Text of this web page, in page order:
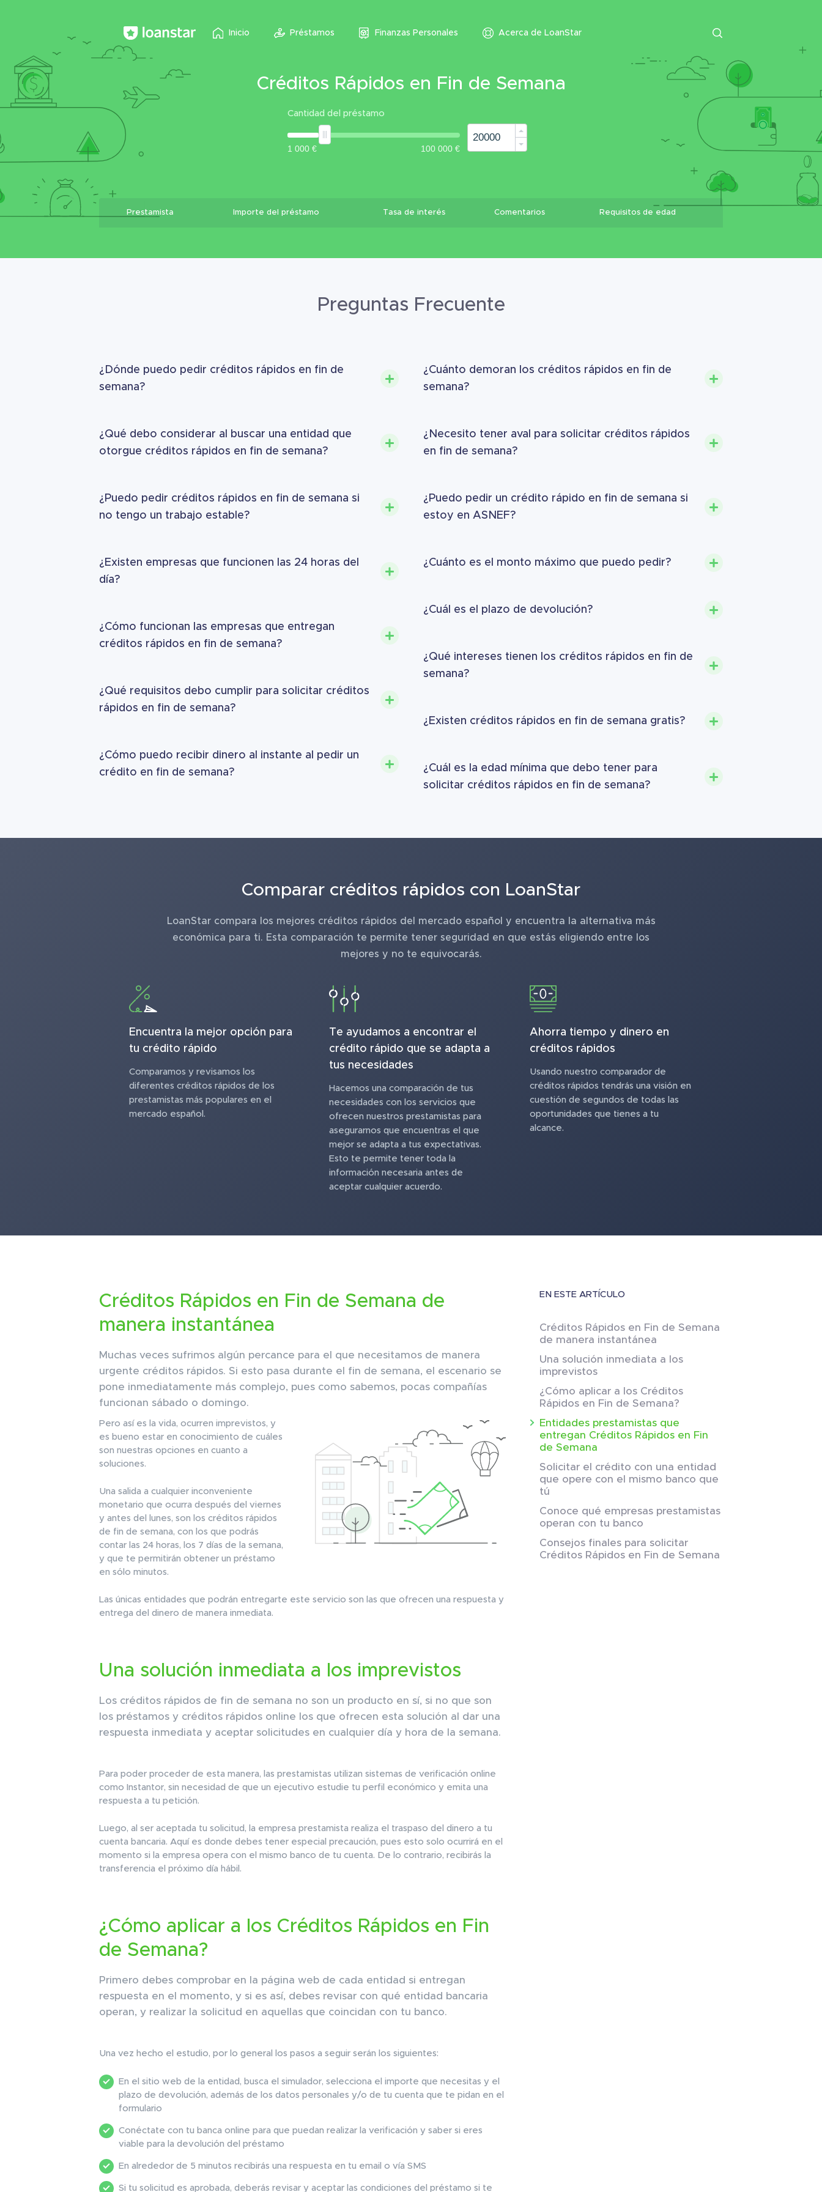
Inicio Préstamos Finanzas Personales Acerca de LoanStar
Créditos Rápidos en Fin de Semana
Cantidad del préstamo
Prestamista Importe del préstamo Tasa de interés Comentarios Requisitos de edad
Preguntas Frecuente
¿Dónde puedo pedir créditos rápidos en fin de
semana?
¿Qué debo considerar al buscar una entidad que
otorgue créditos rápidos en fin de semana?
¿Puedo pedir créditos rápidos en fin de semana si
no tengo un trabajo estable?
¿Existen empresas que funcionen las 24 horas del
día?
¿Cómo funcionan las empresas que entregan
créditos rápidos en fin de semana?
¿Qué requisitos debo cumplir para solicitar créditos
rápidos en fin de semana?
¿Cómo puedo recibir dinero al instante al pedir un
crédito en fin de semana?
¿Cuánto demoran los créditos rápidos en fin de
semana?
¿Necesito tener aval para solicitar créditos rápidos
en fin de semana?
¿Puedo pedir un crédito rápido en fin de semana si
estoy en ASNEF?
¿Cuánto es el monto máximo que puedo pedir?
¿Cuál es el plazo de devolución?
¿Qué intereses tienen los créditos rápidos en fin de
semana?
¿Existen créditos rápidos en fin de semana gratis?
¿Cuál es la edad mínima que debo tener para
solicitar créditos rápidos en fin de semana?
Comparar créditos rápidos con LoanStar
LoanStar compara los mejores créditos rápidos del mercado español y encuentra la alternativa más
económica para ti. Esta comparación te permite tener seguridad en que estás eligiendo entre los
mejores y no te equivocarás.
Encuentra la mejor opción para
tu crédito rápido
Comparamos y revisamos los
diferentes créditos rápidos de los
prestamistas más populares en el
mercado español.
Te ayudamos a encontrar el
crédito rápido que se adapta a
tus necesidades
Hacemos una comparación de tus
necesidades con los servicios que
ofrecen nuestros prestamistas para
asegurarnos que encuentras el que
mejor se adapta a tus expectativas.
Esto te permite tener toda la
información necesaria antes de
aceptar cualquier acuerdo.
Ahorra tiempo y dinero en
créditos rápidos
Usando nuestro comparador de
créditos rápidos tendrás una visión en
cuestión de segundos de todas las
oportunidades que tienes a tu
alcance.
EN ESTE ARTÍCULO
Créditos Rápidos en Fin de Semana
de manera instantánea
Una solución inmediata a los
imprevistos
¿Cómo aplicar a los Créditos
Rápidos en Fin de Semana?
Entidades prestamistas que
entregan Créditos Rápidos en Fin
de Semana
Solicitar el crédito con una entidad
que opere con el mismo banco que
tú
Conoce qué empresas prestamistas
operan con tu banco
Consejos finales para solicitar
Créditos Rápidos en Fin de Semana
Créditos Rápidos en Fin de Semana de
manera instantánea
Muchas veces sufrimos algún percance para el que necesitamos de manera
urgente créditos rápidos. Si esto pasa durante el fin de semana, el escenario se
pone inmediatamente más complejo, pues como sabemos, pocas compañías
funcionan sábado o domingo.
Pero así es la vida, ocurren imprevistos, y
es bueno estar en conocimiento de cuáles
son nuestras opciones en cuanto a
soluciones.
Una salida a cualquier inconveniente
monetario que ocurra después del viernes
y antes del lunes, son los créditos rápidos
de fin de semana, con los que podrás
contar las 24 horas, los 7 días de la semana,
y que te permitirán obtener un préstamo
en sólo minutos.
Las únicas entidades que podrán entregarte este servicio son las que ofrecen una respuesta y
entrega del dinero de manera inmediata.
Una solución inmediata a los imprevistos
Los créditos rápidos de fin de semana no son un producto en sí, si no que son
los préstamos y créditos rápidos online los que ofrecen esta solución al dar una
respuesta inmediata y aceptar solicitudes en cualquier día y hora de la semana.
Para poder proceder de esta manera, las prestamistas utilizan sistemas de verificación online
como Instantor, sin necesidad de que un ejecutivo estudie tu perfil económico y emita una
respuesta a tu petición.
Luego, al ser aceptada tu solicitud, la empresa prestamista realiza el traspaso del dinero a tu
cuenta bancaria. Aquí es donde debes tener especial precaución, pues esto solo ocurrirá en el
momento si la empresa opera con el mismo banco de tu cuenta. De lo contrario, recibirás la
transferencia el próximo día hábil.
¿Cómo aplicar a los Créditos Rápidos en Fin
de Semana?
Primero debes comprobar en la página web de cada entidad si entregan
respuesta en el momento, y si es así, debes revisar con qué entidad bancaria
operan, y realizar la solicitud en aquellas que coincidan con tu banco.
Una vez hecho el estudio, por lo general los pasos a seguir serán los siguientes:
En el sitio web de la entidad, busca el simulador, selecciona el importe que necesitas y el
plazo de devolución, además de los datos personales y/o de tu cuenta que te pidan en el
formulario
Conéctate con tu banca online para que puedan realizar la verificación y saber si eres
viable para la devolución del préstamo
En alrededor de 5 minutos recibirás una respuesta en tu email o vía SMS
Si tu solicitud es aprobada, deberás revisar y aceptar las condiciones del préstamo si te